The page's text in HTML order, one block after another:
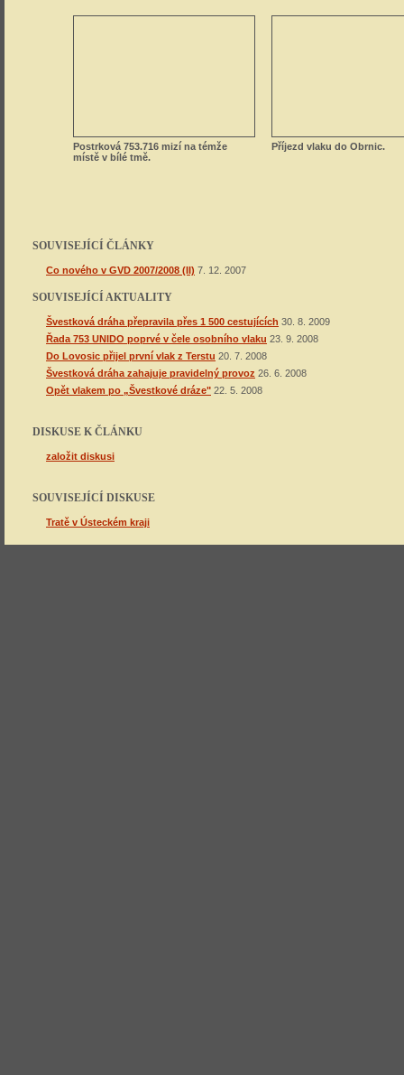
Postrková 753.716 mizí na témže
místě v bílé tmě.
Příjezd vlaku do Obrnic.
SOUVISEJÍCÍ ČLÁNKY
Co nového v GVD 2007/2008 (II) 7. 12. 2007
SOUVISEJÍCÍ AKTUALITY
Švestková dráha přepravila přes 1 500 cestujících 30. 8. 2009
Řada 753 UNIDO poprvé v čele osobního vlaku 23. 9. 2008
Do Lovosic přijel první vlak z Terstu 20. 7. 2008
Švestková dráha zahajuje pravidelný provoz 26. 6. 2008
Opět vlakem po „Švestkové dráze" 22. 5. 2008
DISKUSE K ČLÁNKU
založit diskusi
SOUVISEJÍCÍ DISKUSE
Tratě v Ústeckém kraji